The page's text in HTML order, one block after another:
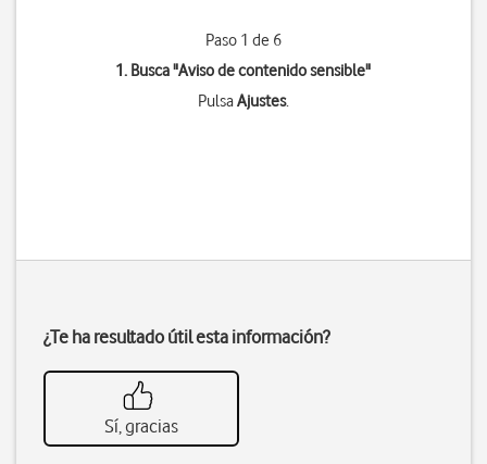
Paso 1 de 6
1. Busca "Aviso de contenido sensible"
PulsaAjustes.
¿Te ha resultado útil esta información?
Sí, gracias